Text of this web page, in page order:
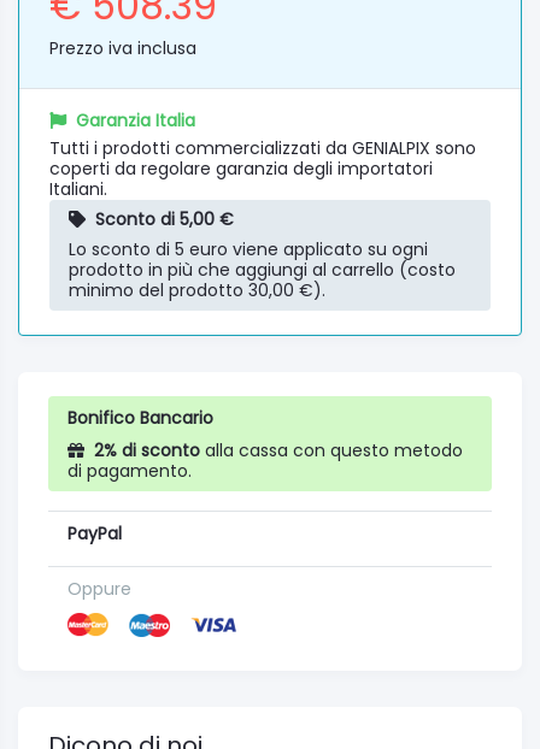
Prezzo iva inclusa
Garanzia Italia
Tutti i prodotti commercializzati da GENIALPIX sono
coperti da regolare garanzia degli importatori
Italiani.
Sconto di 5,00 €
Lo sconto di 5 euro viene applicato su ogni
prodotto in più che aggiungi al carrello (costo
minimo del prodotto 30,00 €).
Bonifico Bancario
2% di sconto alla cassa con questo metodo
di pagamento.
PayPal
Oppure